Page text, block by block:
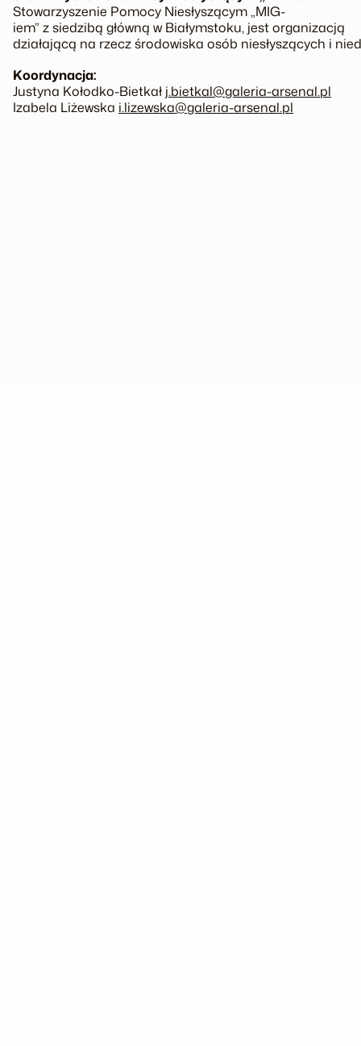
Stowarzyszenie Pomocy Niesłyszącym „MIG­
iem” z siedzibą główną w Białymstoku, jest organizacją
działającą na rzecz środowiska osób niesłyszących i
Koordynacja:
Justyna Kołodko­-Bietkał j.bietkal@galeria-arsenal.pl
Izabela Liżewska i.lizewska@galeria-arsenal.pl